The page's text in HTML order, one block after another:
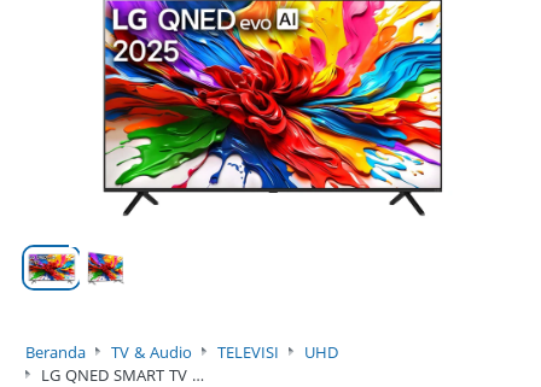
Beranda TV & Audio TELEVISI
UHD
LG QNED SMART TV …